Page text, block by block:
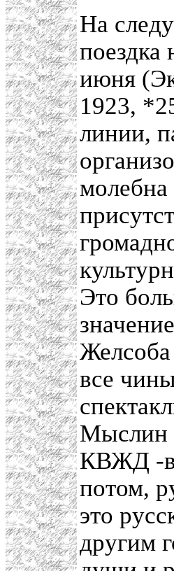
На
поездка
июня
1923,
линии,
Это
все
Мыслин
КВЖД -
потом,
это
другим